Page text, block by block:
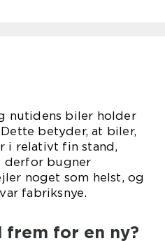
nutidens biler holder
betyder, at biler,
i relativt fin stand,
derfor bugner
noget som helst, og
fabriksnye.
for en ny?